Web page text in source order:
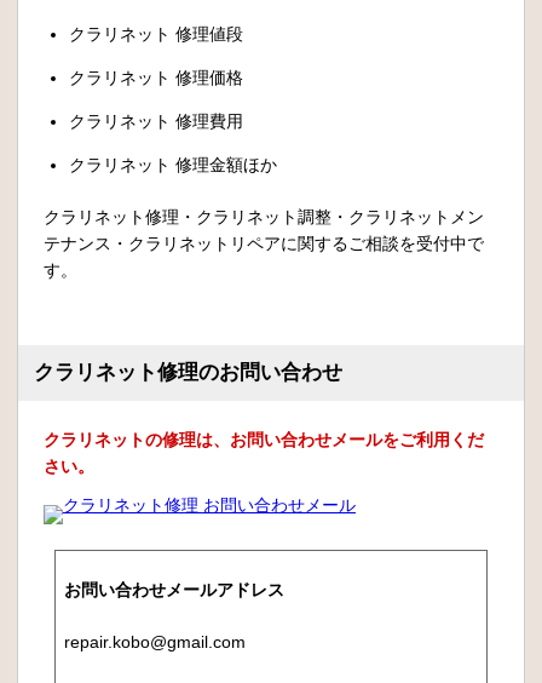
クラリネット 修理値段
クラリネット 修理価格
クラリネット 修理費用
クラリネット 修理金額ほか
クラリネット修理・クラリネット調整・クラリネットメン
テナンス・クラリネットリペアに関するご相談を受付中で
す。
クラリネット修理のお問い合わせ
クラリネットの修理は、お問い合わせメールをご利用くだ
さい。
お問い合わせメールアドレス
repair.kobo@gmail.com